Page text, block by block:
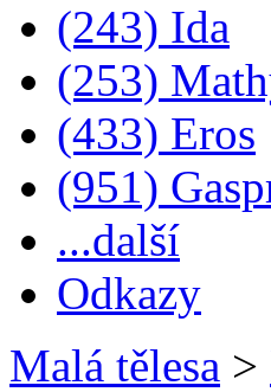
(243) Ida
(253)
(433) Eros
(951)
...další
Odkazy
Malá tělesa >